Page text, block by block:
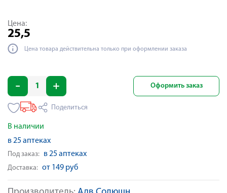
Цена:
25,5
Цена товара действительна только при оформлении заказа
Оформить заказ
Поделиться
В наличии
в 25 аптеках
Под заказ: в 25 аптеках
Доставка: от 149 руб